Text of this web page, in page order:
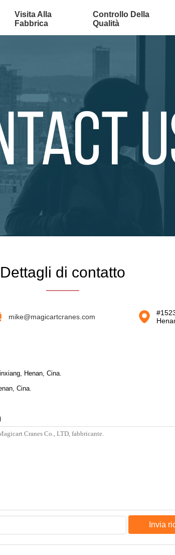
Visita Alla
Fabbrica
Controllo Della
Qualità
Dettagli di contatto
mike@magicartcranes.com
Henan, Cina.
Cina.
Invia